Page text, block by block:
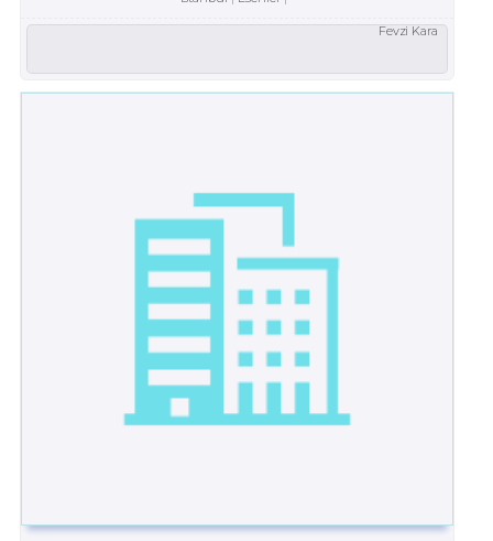
Fevzi Kara